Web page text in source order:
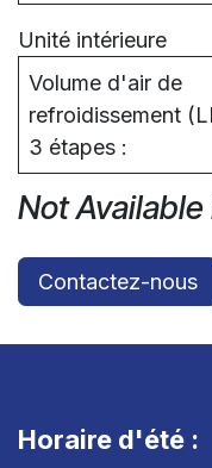
Unité intérieure
Volume d'air de
refroidissement
3 étapes :
Not Available
Contactez-nous
Horaire d'été :